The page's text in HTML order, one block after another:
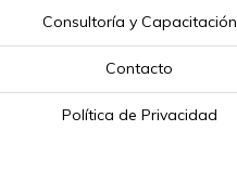
Consultoría y Capacitación
Contacto
Política de Privacidad